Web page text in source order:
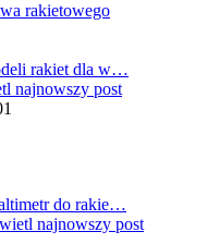
rakietowego
rakiet dla w…
najnowszy post
do rakie…
najnowszy post